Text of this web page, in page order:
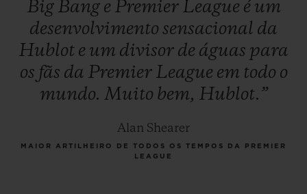
Big Bang e Premier League é um
desenvolvimento sensacional da
Hublot e um divisor de águas para
os fãs da Premier League em todo o
mundo. Muito bem, Hublot.”
Alan Shearer
MAIOR ARTILHEIRO DE TODOS OS TEMPOS DA PREMIER
LEAGUE